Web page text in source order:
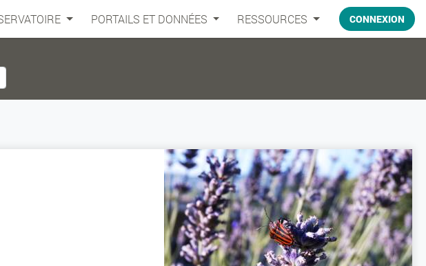
PORTAILS ET DONNÉES RESSOURCES CONNEXION